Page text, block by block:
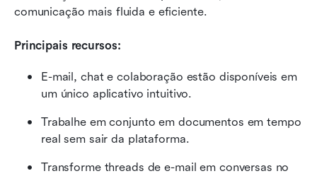
comunicação mais fluida e eficiente.
Principais recursos:
E-mail, chat e colaboração estão disponíveis em
um único aplicativo intuitivo.
Trabalhe em conjunto em documentos em tempo
real sem sair da plataforma.
Transforme threads de e-mail em conversas no